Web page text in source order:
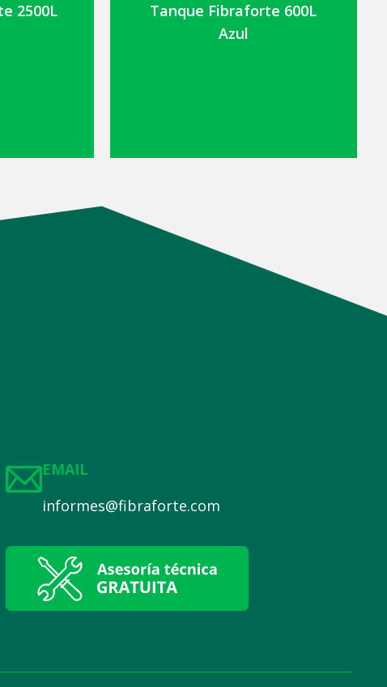
2500L
Tanque Fibraforte 600L
Azul
EMAIL
informes@fibraforte.com